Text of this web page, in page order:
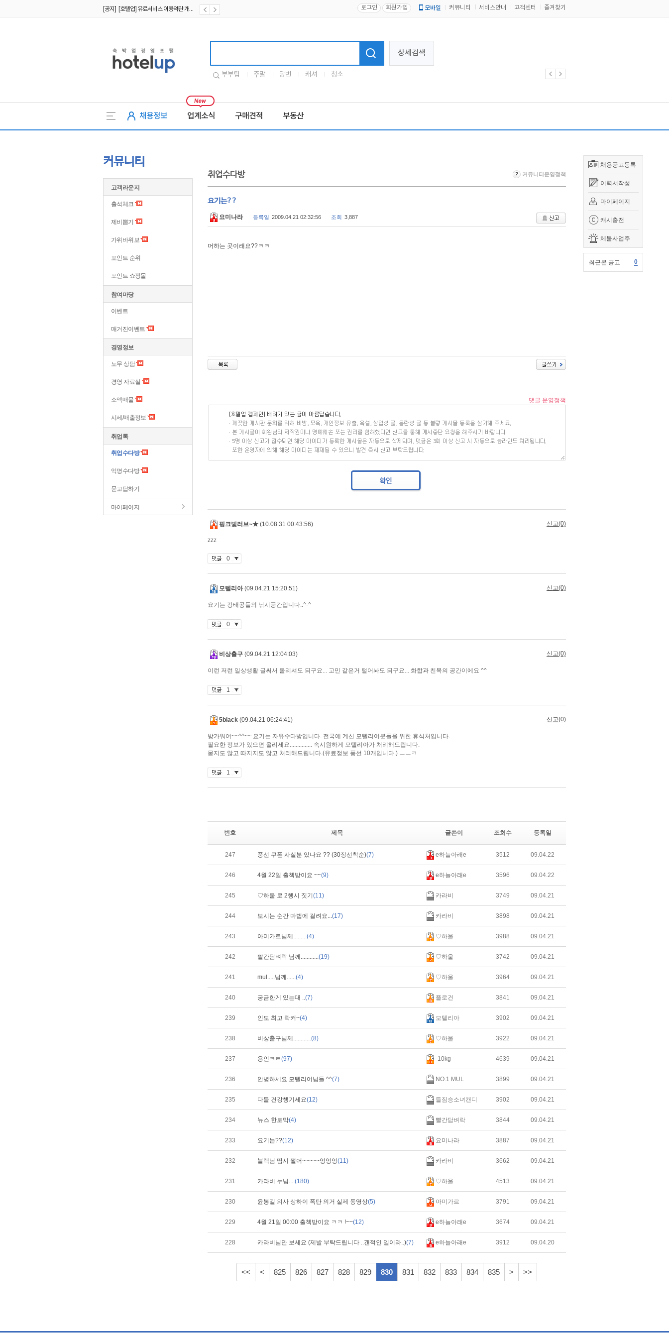
[공지] [호텔업] 개인정보 처리방침 개정본2 (19.09.02) 로그인 회원가입 모바일 커뮤니티 서비스안내 고객센터 즐겨찾기
상세검색
부부팀 주말 당번 캐셔 청소
채용정보 업계소식 구매견적 부동산
채용공고등록
이력서작성
마이페이지
캐시충전
체불사업주
최근본 공고 0
커뮤니티
고객라운지
출석체크
제비뽑기
가위바위보
포인트 순위
포인트 쇼핑몰
참여마당
이벤트
매거진이벤트
경영정보
노무 상담
경영 자료실
소액매물
시세/매출정보
취업톡
취업수다방
익명수다방
묻고답하기
마이페이지
취업수다방 커뮤니티운영정책
요기는??
요미나라 등록일 2009.04.21 02:32:56 조회 3,887
머하는 곳이래요??ㅋㅋ
번호 제목 글쓴이 조회수 등록일
247 풍선 쿠폰 사실분 있나요 ?? (30장선착순)(7) e하늘아래e 3512 09.04.22
246 4월 22일 출첵방이요 ~~(9) e하늘아래e 3596 09.04.22
245 ♡하울 로 2행시 짓기 (11) 카라비 3749 09.04.21
244 보시는 순간 마법에 걸려요...(17) 카라비 3898 09.04.21
243 아미가르님께.........(4) ♡하울 3988 09.04.21
242 빨간담벼락 님께............(19) ♡하울 3742 09.04.21
241 mul.....님께......(4) ♡하울 3964 09.04.21
240 궁금한게 있는대 ..(7) 플로건 3841 09.04.21
239 인도 최고 락커~(4) 모텔리아 3902 09.04.21
238 비상출구님께............(8) ♡하울 3922 09.04.21
237 용인ㅋㅌ(97) -10kg 4639 09.04.21
236 안녕하세요 모텔리어님들 ^^(7) NO.1 MUL 3899 09.04.21
235 다들 건강챙기세요(12) 들짐승소녀캔디 3902 09.04.21
234 뉴스 한토막(4) 빨간담벼락 3844 09.04.21
233 요기는??(12) 요미나라 3887 09.04.21
232 블랙님 땀시 쩔어~~~~~엉엉엉(11) 카라비 3662 09.04.21
231 카라비 누님....(180) ♡하울 4513 09.04.21
230 윤봉길 의사 상하이 폭탄 의거 실제 동영상(5) 아미가르 3791 09.04.21
229 4월 21일 00:00 출첵방이요 ㅋㅋ !~~(12) e하늘아래e 3674 09.04.21
228 카라비님만 보세요 (제발 부탁드립니다 ..갠적인 일이라..)(7) e하늘아래e 3912 09.04.20
<< < 825 826 827 828 829 830 831 832 833 834 835 > >>